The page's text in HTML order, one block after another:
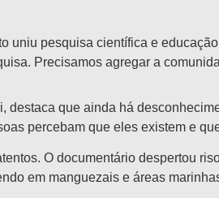
uniu pesquisa científica e
Precisamos agregar a
que ainda há
percebam que eles existem e
O documentário despertou
em manguezais e áreas